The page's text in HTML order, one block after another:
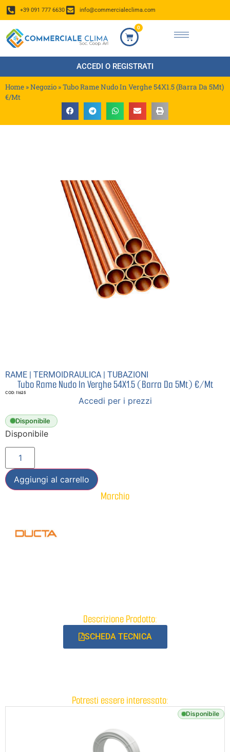
+39 091 777 6630 info@commercialeclima.com
0
ACCEDI O REGISTRATI
Home »Negozio »Tubo Rame Nudo In Verghe 54X1.5 (Barra Da 5Mt)
€/Mt
RAME | TERMOIDRAULICA | TUBAZIONI
Tubo Rame Nudo In Verghe 54X1.5 (Barra Da 5Mt) €/Mt
COD: 11625
Accedi per i prezzi
Disponibile
Disponibile
Aggiungi al carrello
Marchio
Descrizione Prodotto:
SCHEDA TECNICA
Potresti essere interessato:
Disponibile